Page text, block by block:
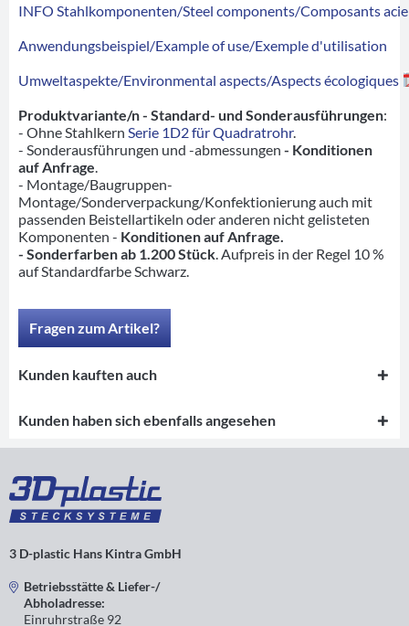
INFO Stahlkomponenten/Steel components/Composants
Anwendungsbeispiel/Example of use/Exemple d'utilisation
Umweltaspekte/Environmental aspects/Aspects écologiques
Produktvariante/n - Standard- und Sonderausführungen:
- Ohne Stahlkern Serie 1D2 für Quadratrohr.
- Sonderausführungen und -abmessungen - Konditionen
auf Anfrage
- Montage/Baugruppen-
Montage/Sonderverpackung/Konfektionierung auch mit
passenden Beistellartikeln oder anderen nicht gelisteten
Komponenten - Konditionen auf Anfrage.
- Sonderfarben ab 1.200 Stück . Aufpreis in der Regel 10 %
auf Standardfarbe Schwarz.
Fragen zum Artikel?
Kunden kauften auch
Kunden haben sich ebenfalls angesehen
3 D-plastic Hans Kintra GmbH
Betriebsstätte & Liefer-/
Abholadresse:
Einruhrstraße 92